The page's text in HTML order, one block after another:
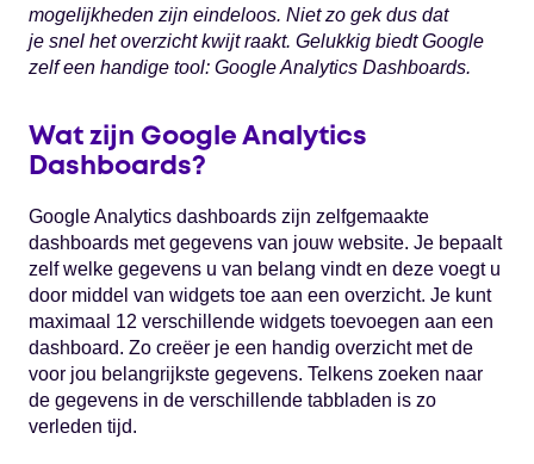
mogelijkheden zijn eindeloos. Niet zo gek dus dat
je snel het overzicht kwijt raakt. Gelukkig biedt Google
zelf een handige tool: Google Analytics Dashboards.
Wat zijn Google Analytics
Dashboards?
Google Analytics dashboards zijn zelfgemaakte
dashboards met gegevens van jouw website. Je bepaalt
zelf welke gegevens u van belang vindt en deze voegt u
door middel van widgets toe aan een overzicht. Je kunt
maximaal 12 verschillende widgets toevoegen aan een
dashboard. Zo creëer je een handig overzicht met de
voor jou belangrijkste gegevens. Telkens zoeken naar
de gegevens in de verschillende tabbladen is zo
verleden tijd.